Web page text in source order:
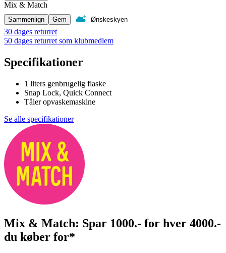
Mix & Match
Sammenlign Gem Ønskeskyen
30 dages returret
50 dages returret som klubmedlem
Specifikationer
1 liters genbrugelig flaske
Snap Lock, Quick Connect
Tåler opvaskemaskine
Se alle specifikationer
Mix & Match: Spar 1000.- for hver 4000.-
du køber for*